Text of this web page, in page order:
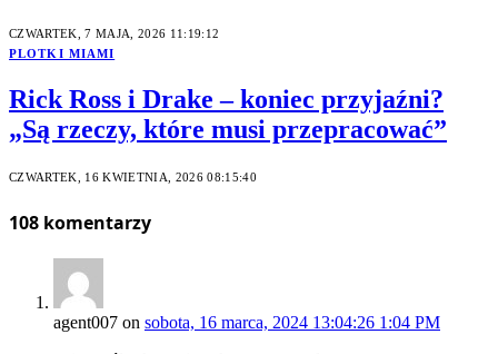
CZWARTEK, 7 MAJA, 2026 11:19:12
PLOTKI MIAMI
Rick Ross i Drake – koniec przyjaźni?
„Są rzeczy, które musi przepracować”
CZWARTEK, 16 KWIETNIA, 2026 08:15:40
108 komentarzy
agent007 on sobota, 16 marca, 2024 13:04:26 1:04 PM